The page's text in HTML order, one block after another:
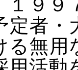
１９
定者
る無用